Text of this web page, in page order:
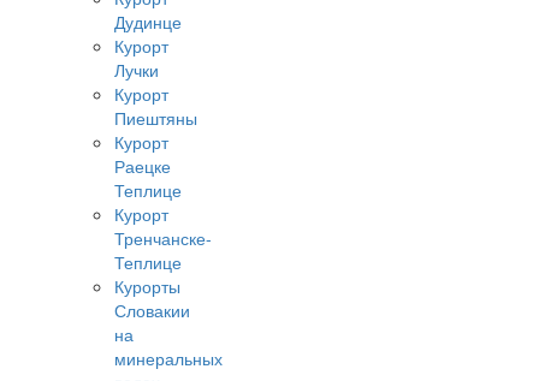
Дудинце
Курорт
Лучки
Курорт
Пиештяны
Курорт
Раецке
Теплице
Курорт
Тренчанске-
Теплице
Курорты
Словакии
на
минеральных